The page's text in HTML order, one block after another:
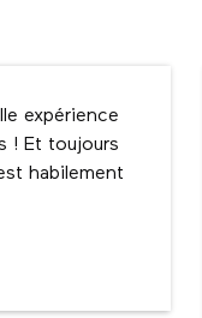
expérience
! Et toujours
habilement